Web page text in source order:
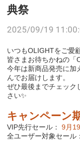
典祭
2025/09/19
いつもOLIGHTをご愛
皆さまお待ちかねの「
今年は新商品発売に加
んでお届けします。
ぜひ最後までチェック
さい✨
キャンペーン
VIP先行セール：9月 19
全ユーザー対象セール